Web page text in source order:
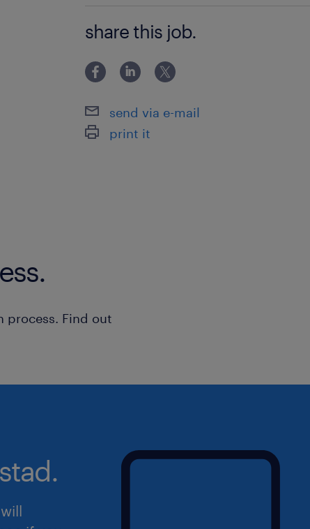
事務未経験さんも応募OK！
share this job.
send via e-mail
print it
process. Find out